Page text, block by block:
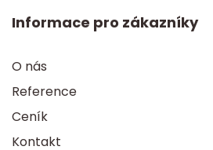
Informace pro zákazníky
O nás
Reference
Ceník
Kontakt